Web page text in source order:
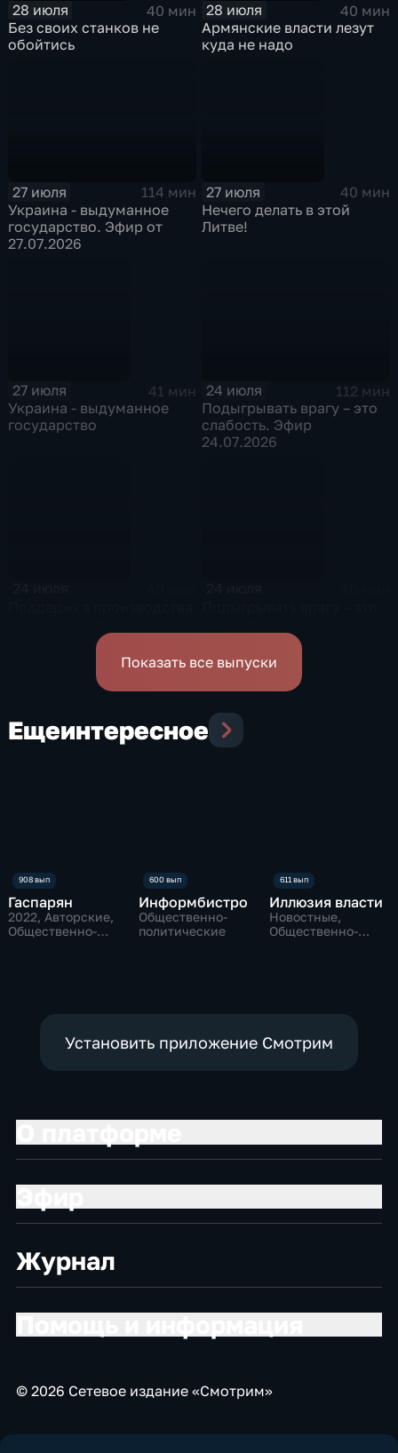
28 июля
40 мин
Без своих станков не
обойтись
28 июля
40 мин
Армянские власти лезут
куда не надо
27 июля
114 мин
Украина - выдуманное
государство. Эфир от
27.07.2026
27 июля
40 мин
Нечего делать в этой
Литве!
27 июля
41 мин
Украина - выдуманное
государство
24 июля
112 мин
Подыгрывать врагу – это
слабость. Эфир
24.07.2026
Показать все выпуски
Ещеинтересное
Гаспарян
2022, Авторские,
Общественно-
Информбистро
Общественно-
политические
Иллюзия власти
Новостные,
Общественно-
Установить приложение Смотрим
Журнал
© 2026 Сетевое издание «Смотрим»